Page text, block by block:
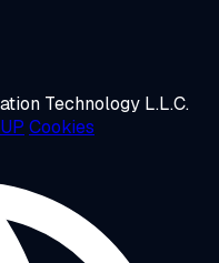
Technology L.L.C.
Cookies